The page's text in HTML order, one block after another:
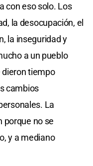
con eso solo. Los
la desocupación, el
la inseguridad y
a un pueblo
dieron tiempo
cambios
La
porque no se
y a mediano